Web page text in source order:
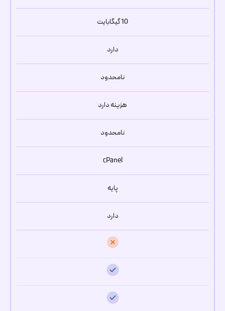
10 گیگابایت
دارد
نامحدود
هزینه دارد
نامحدود
cPanel
پایه
دارد